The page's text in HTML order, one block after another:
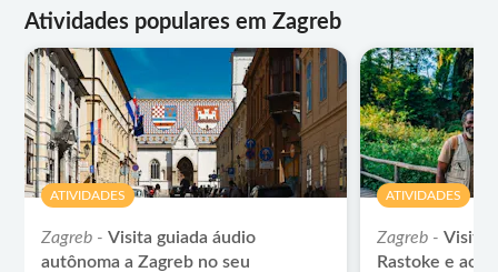
Atividades populares em Zagreb
ATIVIDADES
Zagreb -Visita guiada áudio
autônoma a Zagreb no seu
ATIVIDADES
Zagreb -Visita
Rastoke e ao